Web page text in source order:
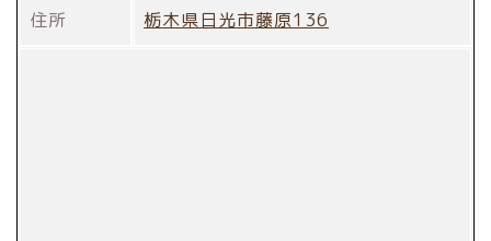
住所 栃木県日光市藤原136